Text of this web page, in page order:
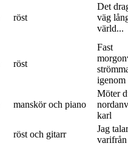
röst
Det
väg
värld...
röst
Fast
igenom
manskör och piano
Möter
karl
röst och gitarr
Jag